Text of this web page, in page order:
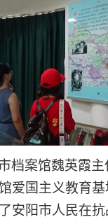
档案馆魏英霞
爱国主义教育
安阳市人民在